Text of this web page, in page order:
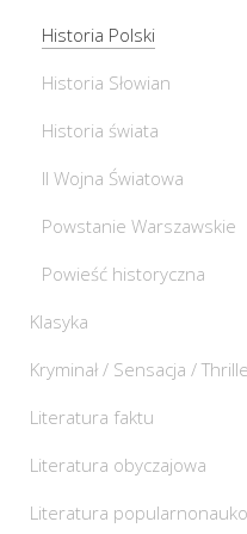
Historia Polski
Historia Słowian
Historia świata
II Wojna Światowa
Powstanie Warszawskie
Powieść historyczna
Klasyka
Kryminał / Sensacja /
Literatura faktu
Literatura obyczajowa
Literatura